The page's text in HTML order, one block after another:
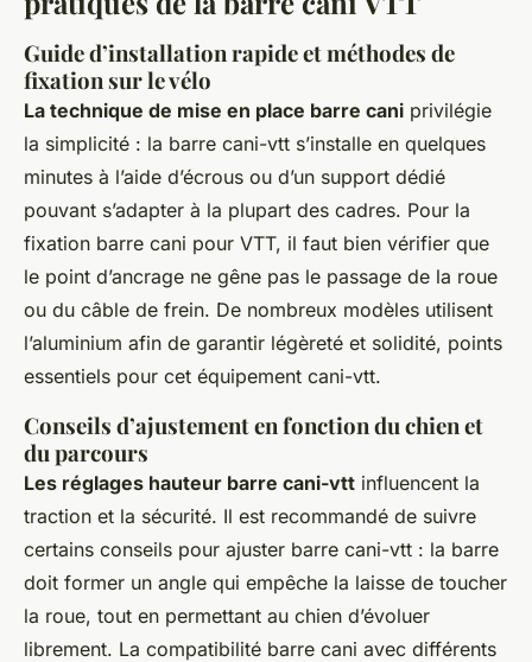
Guide d’installation rapide et méthodes de
fixation sur le vélo
La technique de mise en place barre cani privilégie
la simplicité : la barre cani-vtt s’installe en quelques
minutes à l’aide d’écrous ou d’un support dédié
pouvant s’adapter à la plupart des cadres. Pour la
fixation barre cani pour VTT, il faut bien vérifier que
le point d’ancrage ne gêne pas le passage de la roue
ou du câble de frein. De nombreux modèles utilisent
l’aluminium afin de garantir légèreté et solidité, points
essentiels pour cet équipement cani-vtt.
Conseils d’ajustement en fonction du chien et
du parcours
Les réglages hauteur barre cani-vtt influencent la
traction et la sécurité. Il est recommandé de suivre
certains conseils pour ajuster barre cani-vtt : la barre
doit former un angle qui empêche la laisse de toucher
la roue, tout en permettant au chien d’évoluer
librement. La compatibilité barre cani avec différents